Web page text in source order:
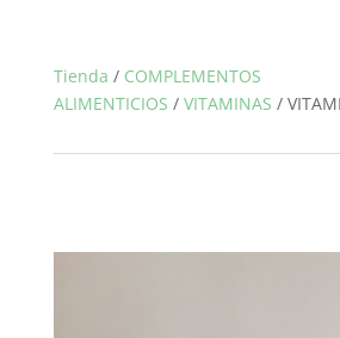
Tienda / COMPLEMENTOS
ALIMENTICIOS / VITAMINAS /